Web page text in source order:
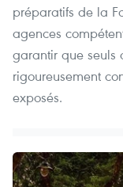
préparatifs de la
agences
garantir que seuls
rigoureusement
exposés.